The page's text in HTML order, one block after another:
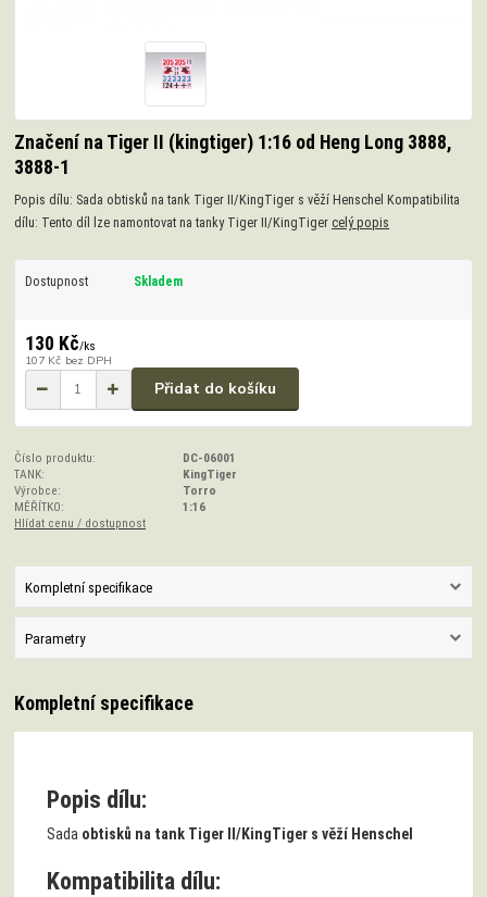
Značení na Tiger II (kingtiger) 1:16 od Heng Long 3888,
3888-1
Popis dílu: Sada obtisků na tank Tiger II/KingTiger s věží Henschel Kompatibilita
dílu: Tento díl lze namontovat na tanky Tiger II/KingTiger celý popis
Dostupnost Skladem
130 Kč/ks
107 Kč bez DPH
Přidat do košíku
Číslo produktu:
DC-06001
TANK:
KingTiger
Výrobce:
Torro
MĚŘÍTKO:
1:16
Hlídat cenu / dostupnost
Kompletní specifikace
Parametry
Kompletní specifikace
Popis dílu:
Sada obtisků na tank Tiger II/KingTiger s věží Henschel
Kompatibilita dílu: